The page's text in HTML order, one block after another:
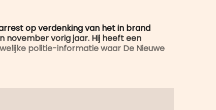
op verdenking van het in brand
november vorig jaar. Hij heeft een
politie-informatie waar De Nieuwe